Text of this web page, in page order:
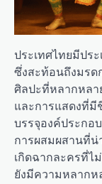
ประเทศไทยมีปร
ซึ่งสะท้อนถึงมรด
ศิลปะที่หลากหลา
และการแสดงที่มี
บรรจุองค์ประกอ
การผสมผสานที่น่
เกิดฉากละครที่
ยังมีความหลากห